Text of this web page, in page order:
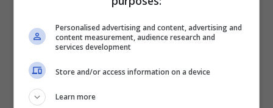
in Valle d’Aosta, Piemonte, Liguria e sulle
zone alpine e pre-alpine. Miglioramento a
Pasquetta con ampie schiarite anche se
rovesci pomeridiani non si possono
Personalised advertising and content, advertising and
content measurement, audience research and
services development
Store and/or access information on a device
Learn more